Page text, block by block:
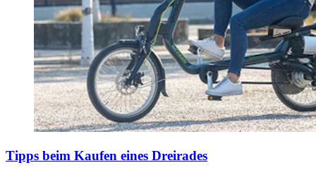
Tipps beim Kaufen eines Dreirades